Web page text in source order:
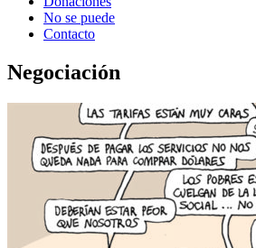
No se puede
Contacto
Negociación